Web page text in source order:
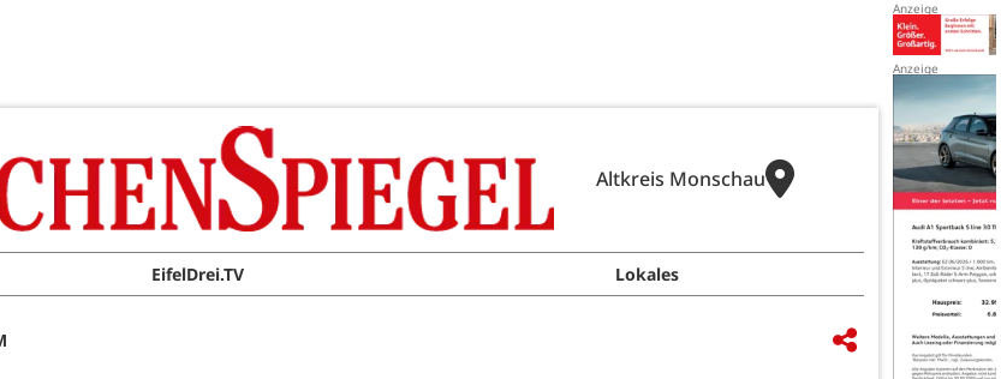
Altkreis Monschau
EifelDrei.TV Lokales